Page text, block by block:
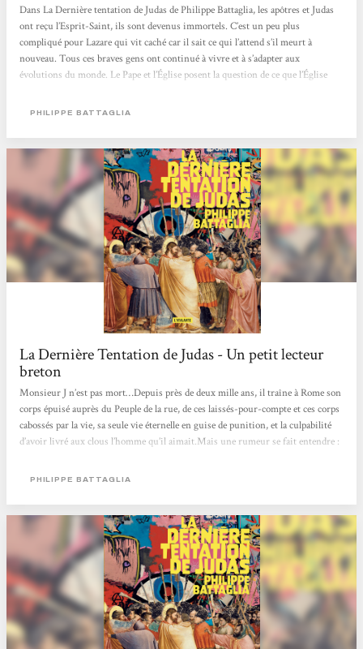
Dans La Dernière tentation de Judas de Philippe Battaglia, les apôtres et Judas
ont reçu l’Esprit-Saint, ils sont devenus immortels. C’est un peu plus
compliqué pour Lazare qui vit caché car il sait ce qui l’attend s’il meurt à
nouveau. Tous ces braves gens ont continué à vivre et à s’adapter aux
évolutions du monde. Le Pape et l’Église posent la question de ce que l’Église
histoire d’amour de très longue durée avec Jésus. Il n’est pas facile de vivre 2
PHILIPPE BATTAGLIA
La Dernière Tentation de Judas - Un petit lecteur
breton
Monsieur J n’est pas mort…Depuis près de deux mille ans, il traîne à Rome son
corps épuisé auprès du Peuple de la rue, de ces laissés-pour-compte et ces corps
cabossés par la vie, sa seule vie éternelle en guise de punition, et la culpabilité
d’avoir livré aux clous l’homme qu’il aimait.Mais une rumeur se fait entendre :
histoire faite d’injustice, d’amour sacrifié...et de rédemption.Pour celle-ci, il lui
PHILIPPE BATTAGLIA